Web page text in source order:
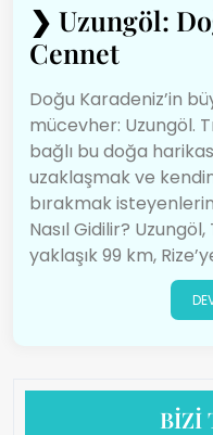
❯ Uzungöl:
Cennet
Doğu Karadeniz’in
mücevher: Uzungöl.
bağlı bu doğa
uzaklaşmak ve
bırakmak
Nasıl Gidilir?
yaklaşık 99 km,
BİZİ